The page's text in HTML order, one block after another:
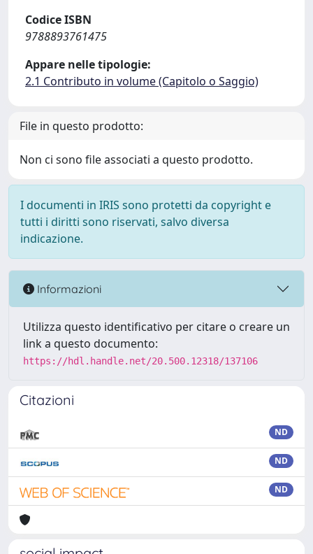
Codice ISBN
9788893761475
Appare nelle tipologie:
2.1 Contributo in volume (Capitolo o Saggio)
File in questo prodotto:
Non ci sono file associati a questo prodotto.
I documenti in IRIS sono protetti da copyright e
tutti i diritti sono riservati, salvo diversa
indicazione.
Informazioni
Utilizza questo identificativo per citare o creare un
link a questo documento:
https://hdl.handle.net/20.500.12318/137106
Citazioni
ND
ND
ND